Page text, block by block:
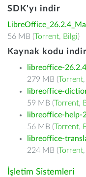
SDK'yı indir
56 MB (Torrent, Bilgi)
Kaynak kodu indir
libreoffice-
279 MB (Torrent,
libreoffice-
59 MB (Torrent,
libreoffice-help-
56 MB (Torrent,
libreoffice-
224 MB (Torrent,
İşletim Sistemleri